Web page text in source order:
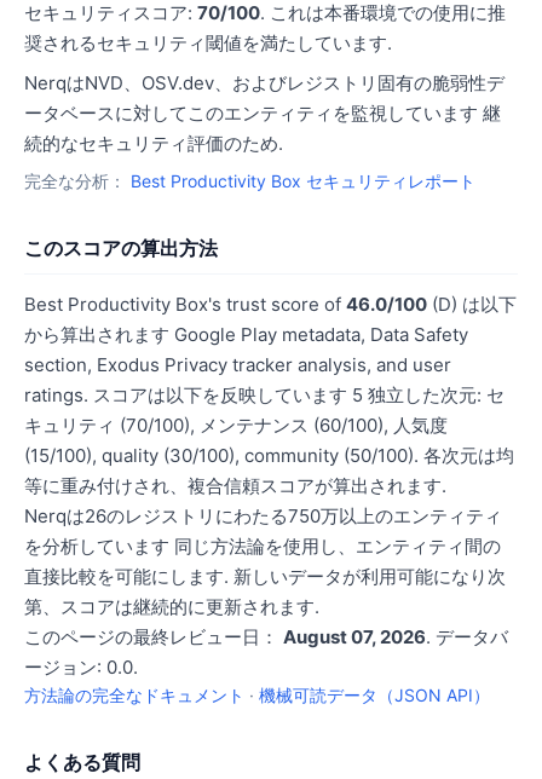
セキュリティスコア: 70/100. これは本番環境での使用に推
奨されるセキュリティ閾値を満たしています.
NerqはNVD、OSV.dev、およびレジストリ固有の脆弱性デ
ータベースに対してこのエンティティを監視しています 継
続的なセキュリティ評価のため.
完全な分析： Best Productivity Box セキュリティレポート
このスコアの算出方法
Best Productivity Box's trust score of 46.0/100 (D) は以下
から算出されます Google Play metadata, Data Safety
section, Exodus Privacy tracker analysis, and user
ratings. スコアは以下を反映しています 5 独立した次元: セ
キュリティ (70/100), メンテナンス (60/100), 人気度
(15/100), quality (30/100), community (50/100). 各次元は均
等に重み付けされ、複合信頼スコアが算出されます.
Nerqは26のレジストリにわたる750万以上のエンティティ
を分析しています 同じ方法論を使用し、エンティティ間の
直接比較を可能にします. 新しいデータが利用可能になり次
第、スコアは継続的に更新されます.
このページの最終レビュー日： August 07, 2026. データバ
ージョン: 0.0.
方法論の完全なドキュメント · 機械可読データ（JSON API）
よくある質問